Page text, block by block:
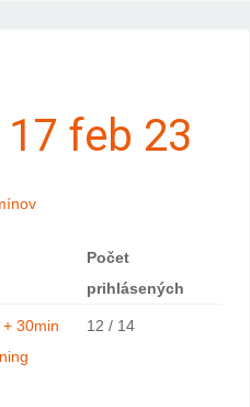
feb 23
Počet
prihlásených
30min
12 / 14